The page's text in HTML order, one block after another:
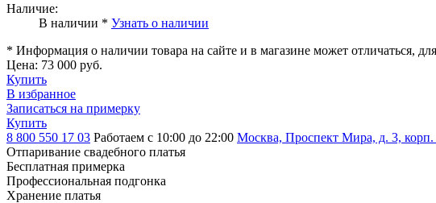
Наличие:
В наличии * Узнать о наличии
* Информация о наличии товара на сайте и в магазине может отличаться,
Цена: 73 000 руб.
Купить
В избранное
Записаться на примерку
Купить
8 800 550 17 03 Работаем с 10:00 до 22:00 Москва, Проспект Мира, д. 3, корп.
Отпаривание свадебного платья
Бесплатная примерка
Профессиональная подгонка
Хранение платья